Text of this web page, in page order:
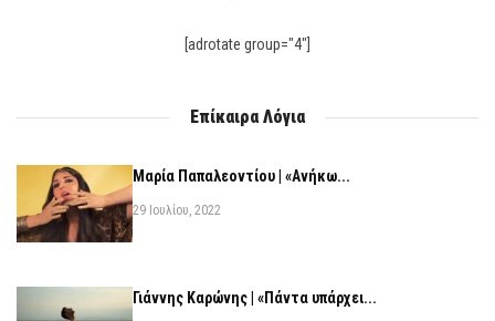
[adrotate group="4"]
Επίκαιρα Λόγια
Μαρία Παπαλεοντίου | «Ανήκω...
29 Ιουλίου, 2022
Γιάννης Καρώνης | «Πάντα υπάρχει...